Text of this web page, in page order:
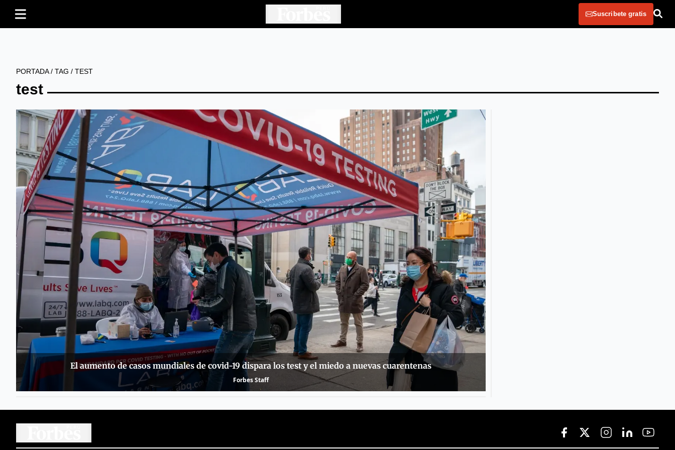
Suscribete gratis
PORTADA/ TAG / TEST
test
El aumento de casos mundiales de covid-19 dispara los test y el miedo a nuevas cuarentenas
Forbes Staff